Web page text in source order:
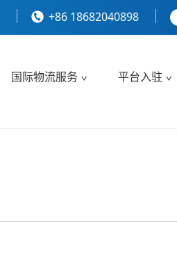
+86 18682040898
国际物流服务 平台入驻